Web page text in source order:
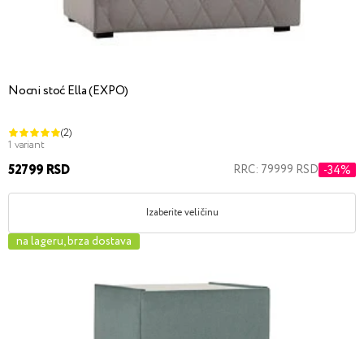
Nocni stoć Ella (EXPO)
(2)
1 variant
52799 RSD RRC: 79999 RSD -34%
Izaberite veličinu
na lageru, brza dostava